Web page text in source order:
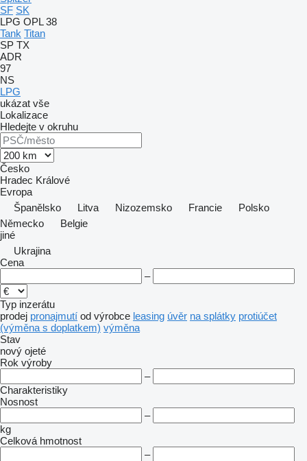
SF SK
LPG OPL 38
Tank Titan
SP TX
ADR
97
NS
LPG
ukázat vše
Lokalizace
Hledejte v okruhu
Česko
Hradec Králové
Evropa
Španělsko
Litva Nizozemsko Francie
Polsko
Německo
Belgie
jiné
Ukrajina
Cena
–
Typ inzerátu
prodej pronajmutí od výrobce leasing úvěr na splátky protiúčet
(výměna s doplatkem) výměna
Stav
nový ojeté
Rok výroby
–
Charakteristiky
Nosnost
–
kg
Celková hmotnost
–